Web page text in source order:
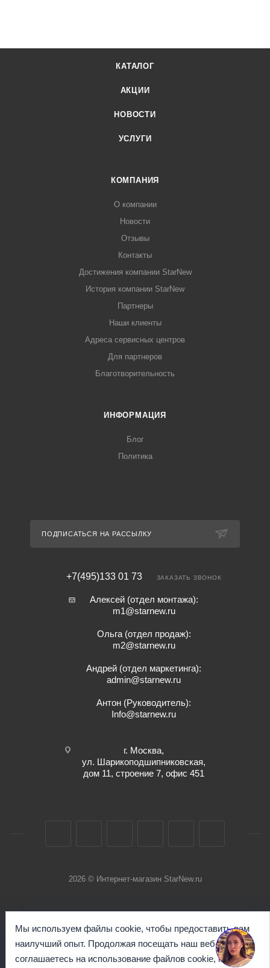
КАТАЛОГ
АКЦИИ
НОВОСТИ
УСЛУГИ
КОМПАНИЯ
О компании
Новости
Отзывы
Контакты
Достижения компании StarNew
История компании StarNew
Партнеры
Наши клиенты
Адреса сервисных центров
Для партнеров
Благотворительность
ИНФОРМАЦИЯ
Блог
Политика
ПОДПИСАТЬСЯ НА РАССЫЛКУ
+7(495)133 01 73 ЗАКАЗАТЬ ЗВОНОК
Алексей (отдел монтажа):
m1@starnew.ru
Ольга (отдел продаж):
m2@starnew.ru
Андрей (отдел маркетинга):
admin@starnew.ru
Антон (Руководитель):
Info@starnew.ru
г. Москва,
ул. Шарикоподшипниковская,
дом 11, строение 7, офис 451
2026 © Интернет-магазин StarNew.ru
Мы используем файлы cookie, чтобы предоставить вам
наилучший опыт. Продолжая посещать наш веб-сайт, вы
соглашаетесь на использование файлов cookie, как